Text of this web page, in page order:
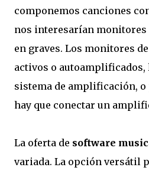
componemos canciones
nos interesarían monitores
en graves. Los monitores
activos o
sistema de amplificación, o
hay que conectar un
La oferta de software
variada. La opción versátil